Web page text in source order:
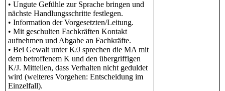
• Ungute Gefühle zur Sprache bringen und
nächste Handlungsschritte festlegen.
• Information der Vorgesetzten/Leitung.
• Mit geschulten Fachkräften Kontakt
aufnehmen und Abgabe an Fachkräfte.
• Bei Gewalt unter K/J sprechen die MA mit
dem betroffenem K und den übergriffigen
K/J. Mitteilen, dass Verhalten nicht geduldet
wird (weiteres Vorgehen: Entscheidung im
Einzelfall).